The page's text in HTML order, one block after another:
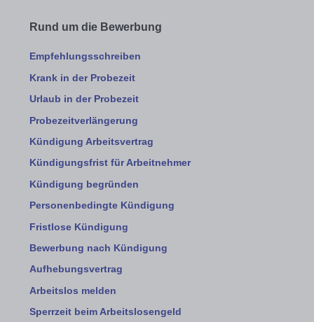
Rund um die Bewerbung
Empfehlungsschreiben
Krank in der Probezeit
Urlaub in der Probezeit
Probezeitverlängerung
Kündigung Arbeitsvertrag
Kündigungsfrist für Arbeitnehmer
Kündigung begründen
Personenbedingte Kündigung
Fristlose Kündigung
Bewerbung nach Kündigung
Aufhebungsvertrag
Arbeitslos melden
Sperrzeit beim Arbeitslosengeld